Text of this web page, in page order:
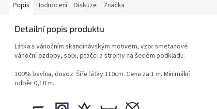
Popis Hodnocení Diskuze Značka
Detailní popis produktu
Látka s vánočním skandinávským motivem, vzor smetanové
vánoční ozdoby, sobi, ptáčci a stromy na šedém podkladu .
100% bavlna, dovoz. Šíře látky 110cm. Cena za 1 m. Minimální
odběr 0,10 m.